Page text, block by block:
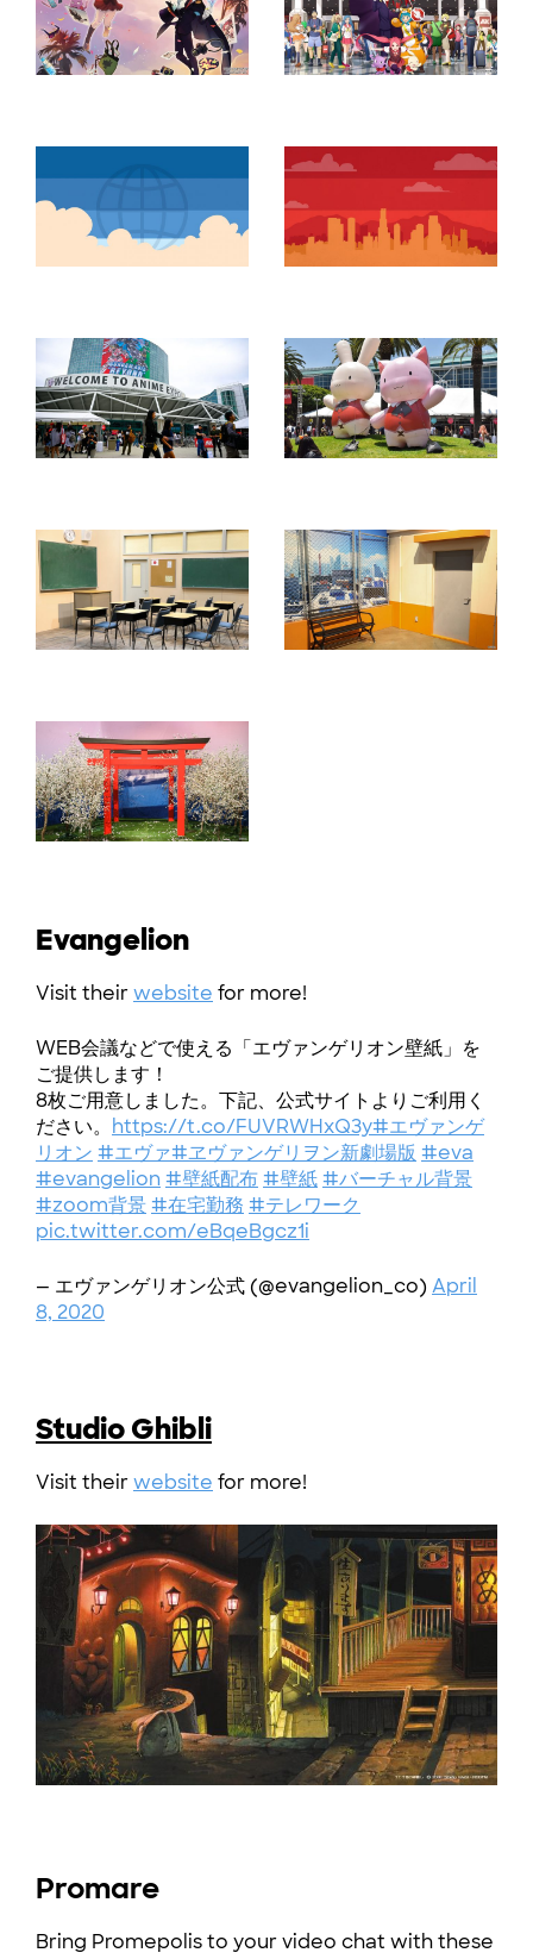
Evangelion
Visit theirwebsite for more!
WEB会議などで使える「エヴァンゲリオン壁紙」を
ご提供します！
8枚ご用意しました。下記、公式サイトよりご利用く
ださい。 https://t.co/FUVRWHxQ3y#エヴァンゲ
リオン #エヴァ#ヱヴァンゲリヲン新劇場版 #eva
#evangelion #壁紙配布#壁紙#バーチャル背景
#zoom背景#在宅勤務 #テレワーク
pic.twitter.com/eBqeBgcz1i
— エヴァンゲリオン公式 (@evangelion_co) April
8, 2020
Studio Ghibli
Visit theirwebsite for more!
Promare
Bring Promepolis to your video chat with these